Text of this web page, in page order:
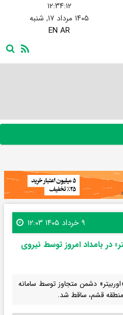
۱۲:۳۴:۱۳
۱۴۰۵ مرداد ۱۷, شنبه
EN AR
۹ خرداد ۱۴۰۵ ۱۲:۰۳
در بامداد امروز توسط نیروی
دشمن متجاوز توسط سامانه‌‌
منطقه قشم، ساقط شد.